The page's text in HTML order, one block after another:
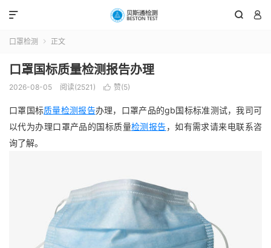
 

口罩检测  正文
口罩国标质量检测报告办理
2026-08-05 阅读(2521)  赞(5)
口罩国标质量检测报告办理，口罩产品的gb国标标准测试，我司可
以代为办理口罩产品的国标质量检测报告，如有需求请来电联系咨
询了解。